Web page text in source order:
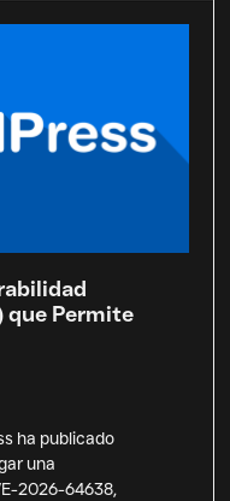
que Permite
ha publicado
una
2026-64638,